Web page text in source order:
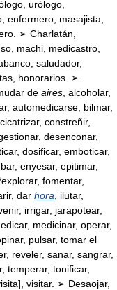
urólogo,
enfermero, masajista,
➢ Charlatán,
machi, medicastro,
saludador,
honorarios. ➢
de aires , alcoholar,
automedicarse, bilmar,
constreñir,
desenconar,
dosificar, emboticar,
enyesar, epitimar,
fomentar,
dar hora , ilutar,
irrigar, jarapotear,
medicinar, operar,
pulsar, tomar el
reveler, sanar, sangrar,
temperar, tonificar,
visitar. ➢ Desaojar,